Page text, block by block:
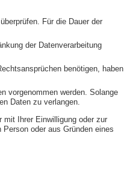
Für die Dauer der
der Datenverarbeitung
benötigen, haben
vorgenommen werden. Solange
Daten zu verlangen.
mit Ihrer Einwilligung oder zur
oder aus Gründen eines